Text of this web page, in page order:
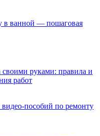
в ванной — пошаговая
своими руками: правила и
работ
пособий по ремонту